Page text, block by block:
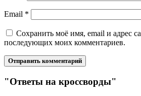
Email *
Сохранить моё имя, email и адрес
последующих моих комментариев.
"Ответы на кроссворды"